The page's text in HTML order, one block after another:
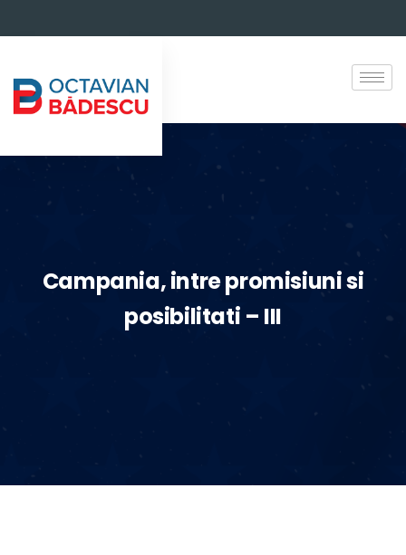
Campania, intre promisiuni si
posibilitati – III